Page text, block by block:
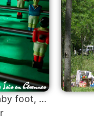
foot, …